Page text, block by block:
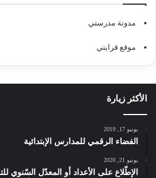
مدونة مدرستي
موقع قرايتي
الأكثر زيارة
يونيو 17, 2019
الفضاء الرقمي للمدارس الإبتدائية
يونيو 21, 2020
الإطّلاع على الأعداد أو المعدّل السّنوي